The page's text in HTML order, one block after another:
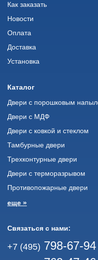
Как заказать
Новости
Оплата
Доставка
Установка
Каталог
Двери с порошковым
Двери с МДФ
Двери с ковкой и стеклом
Тамбурные двери
Трехконтурные двери
Двери с терморазрывом
Противопожарные двери
еще »
Связаться с нами:
+7 (495) 798-67-94